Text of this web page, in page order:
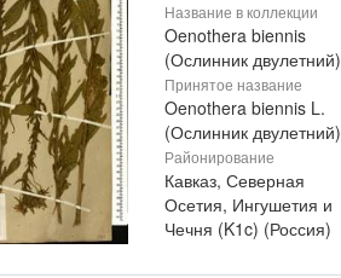
Название в коллекции
Oenothera biennis
(Ослинник двулетний)
Принятое название
Oenothera biennis L.
(Ослинник двулетний)
Районирование
Кавказ, Северная
Осетия, Ингушетия и
Чечня (K1c) (Россия)